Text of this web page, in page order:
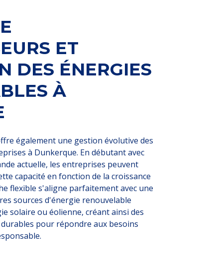
ET
DES ÉNERGIES
À
également une gestion évolutive des
à Dunkerque. En débutant avec
actuelle, les entreprises peuvent
capacité en fonction de la croissance
flexible s'aligne parfaitement avec une
sources d'énergie renouvelable
solaire ou éolienne, créant ainsi des
pour répondre aux besoins